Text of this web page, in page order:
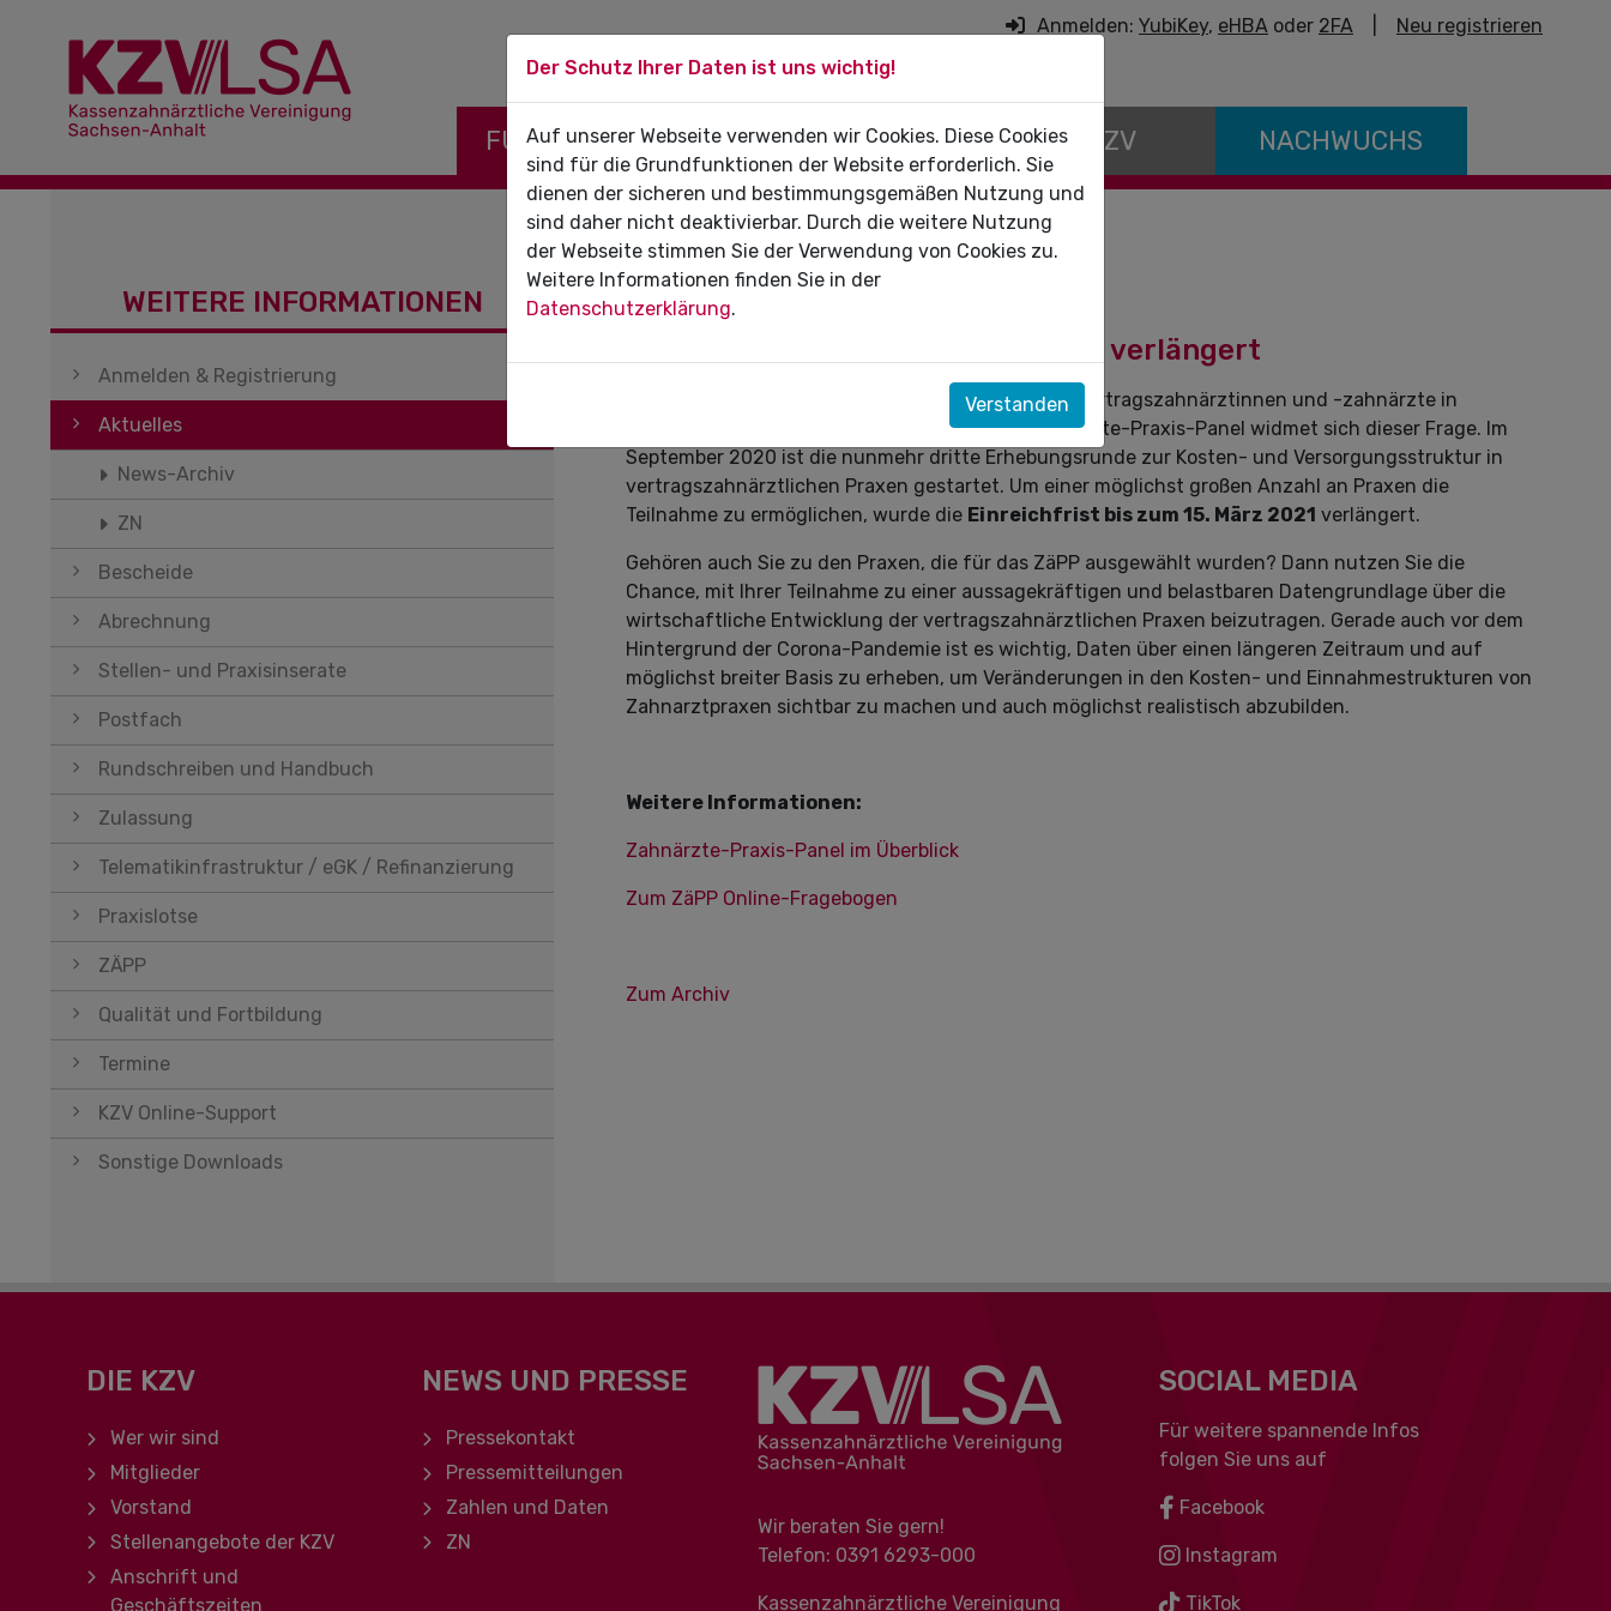
Anmelden: YubiKey, eHBA oder 2FA Neu registrieren
FÜR DIE PRAXIS FÜR PATIENTEN DIE KZV NACHWUCHS
28.01.2021
Mehr Zeit fürs ZäPP! Einreichfrist verlängert
Unter welchen Rahmenbedingungen arbeiten die Vertragszahnärztinnen und -zahnärzte in
Deutschland? Das 2018 ins Leben gerufene Zahnärzte-Praxis-Panel widmet sich dieser Frage. Im
September 2020 ist die nunmehr dritte Erhebungsrunde zur Kosten- und Versorgungsstruktur in
vertragszahnärztlichen Praxen gestartet. Um einer möglichst großen Anzahl an Praxen die
Teilnahme zu ermöglichen, wurde die Einreichfrist bis zum 15. März 2021 verlängert.
Gehören auch Sie zu den Praxen, die für das ZäPP ausgewählt wurden? Dann nutzen Sie die
Chance, mit Ihrer Teilnahme zu einer aussagekräftigen und belastbaren Datengrundlage über die
wirtschaftliche Entwicklung der vertragszahnärztlichen Praxen beizutragen. Gerade auch vor dem
Hintergrund der Corona-Pandemie ist es wichtig, Daten über einen längeren Zeitraum und auf
möglichst breiter Basis zu erheben, um Veränderungen in den Kosten- und Einnahmestrukturen von
Zahnarztpraxen sichtbar zu machen und auch möglichst realistisch abzubilden.
Weitere Informationen:
Zahnärzte-Praxis-Panel im Überblick
Zum ZäPP Online-Fragebogen
Zum Archiv
WEITERE INFORMATIONEN
Navigation überspringen
Anmelden & Registrierung
Aktuelles
News-Archiv
ZN
Bescheide
Abrechnung
Stellen- und Praxisinserate
Postfach
Rundschreiben und Handbuch
Zulassung
Telematikinfrastruktur / eGK / Refinanzierung
Praxislotse
ZÄPP
Qualität und Fortbildung
Termine
KZV Online-Support
Sonstige Downloads
DIE KZV
Navigation überspringen
Wer wir sind
Mitglieder
Vorstand
Stellenangebote der KZV
Anschrift und
Geschäftszeiten
NEWS UND PRESSE
Navigation überspringen
Pressekontakt
Pressemitteilungen
Zahlen und Daten
ZN
Wir beraten Sie gern!
Telefon: 0391 ‍6293-000
Kassenzahnärztliche Vereinigung
SOCIAL MEDIA
Für weitere spannende Infos
folgen Sie uns auf
Facebook
Instagram
TikTok
Der Schutz Ihrer Daten ist uns wichtig!
Auf unserer Webseite verwenden wir Cookies. Diese Cookies
sind für die Grundfunktionen der Website erforderlich. Sie
dienen der sicheren und bestimmungsgemäßen Nutzung und
sind daher nicht deaktivierbar. Durch die weitere Nutzung
der Webseite stimmen Sie der Verwendung von Cookies zu.
Weitere Informationen finden Sie in der
Datenschutzerklärung.
Verstanden